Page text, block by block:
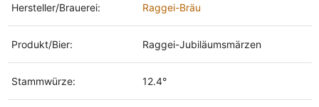
Hersteller/Brauerei: Raggei-Bräu
Produkt/Bier: Raggei-Jubiläumsmärzen
Stammwürze: 12.4°